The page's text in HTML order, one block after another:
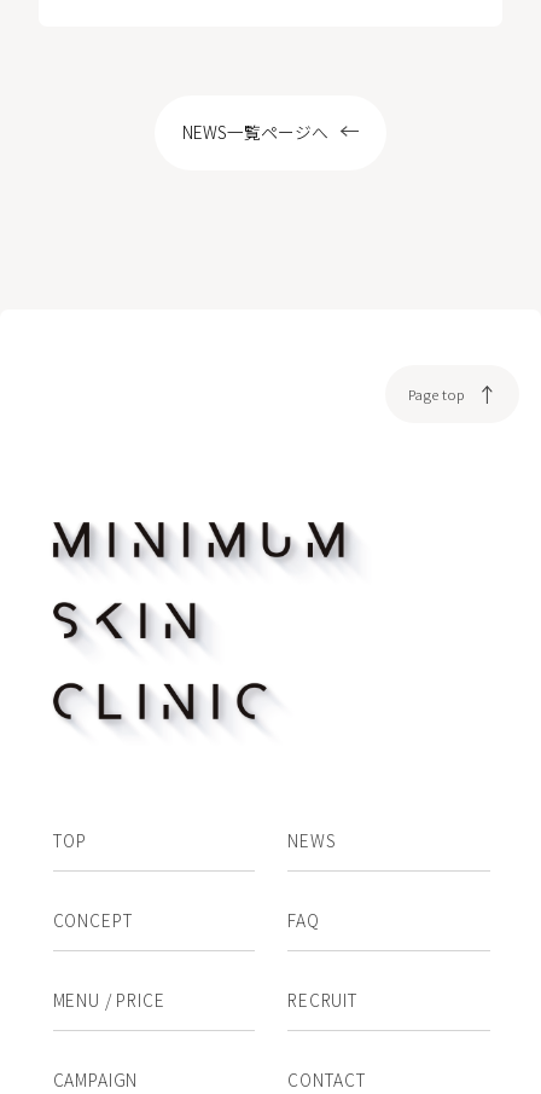
NEWS一覧ページへ
Page top
TOP
CONCEPT
MENU / PRICE
CAMPAIGN
NEWS
FAQ
RECRUIT
CONTACT